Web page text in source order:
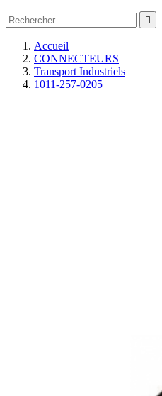

Accueil
CONNECTEURS
Transport Industriels
1011-257-0205